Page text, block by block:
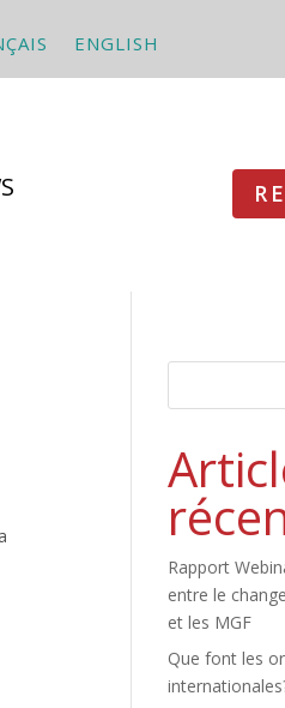
ENGLISH
Rapport
entre le
et les MGF
Que font les